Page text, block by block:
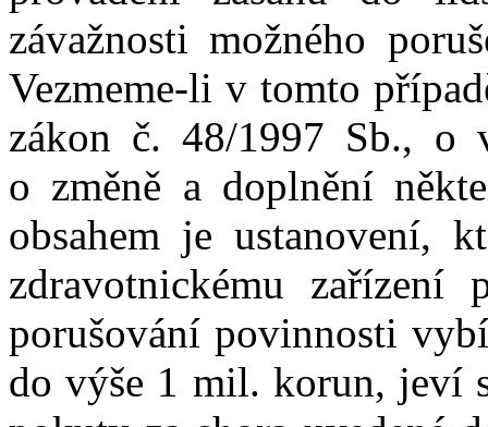
závažnosti možného
Vezmeme-li v tomto
zákon č. 48/1997 Sb., o
o změně a doplnění
obsahem je ustanovení,
zdravotnickému zařízení
porušování povinnosti
do výše 1 mil. korun, jeví